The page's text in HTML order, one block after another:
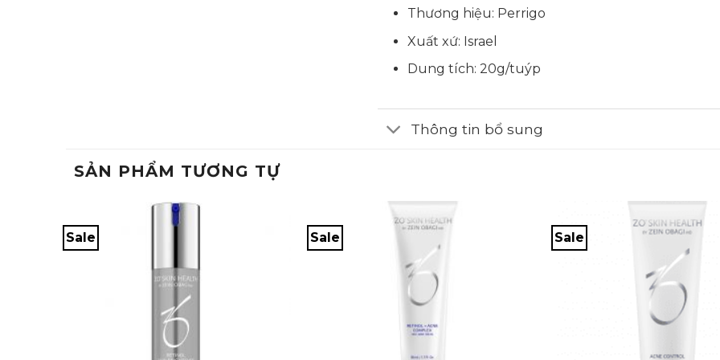
Thương hiệu: Perrigo
Xuất xứ: Israel
Dung tích: 20g/tuýp
Thông tin bổ sung
SẢN PHẨM TƯƠNG TỰ
Sale Sale Sale